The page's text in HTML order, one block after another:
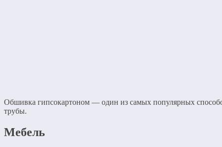
Обшивка гипсокартоном — один из самых популярных
трубы.
Мебель